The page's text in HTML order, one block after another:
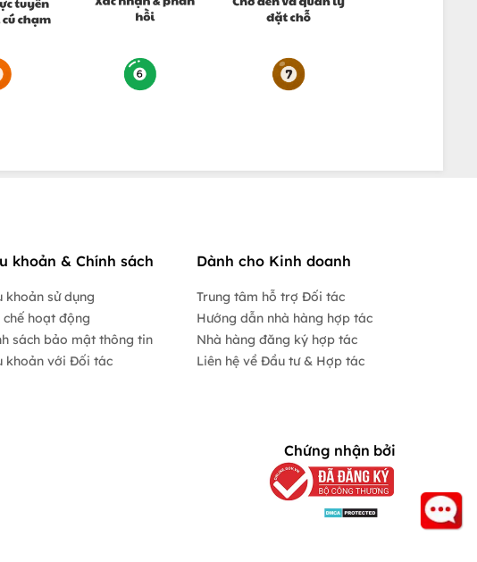
khoản & Chính sách
khoản sử dụng
chế hoạt động
sách bảo mật thông tin
khoản với Đối tác
Dành cho Kinh doanh
Trung tâm hỗ trợ Đối tác
Hướng dẫn nhà hàng hợp tác
Nhà hàng đăng ký hợp tác
Liên hệ về Đầu tư & Hợp tác
Chứng nhận bởi